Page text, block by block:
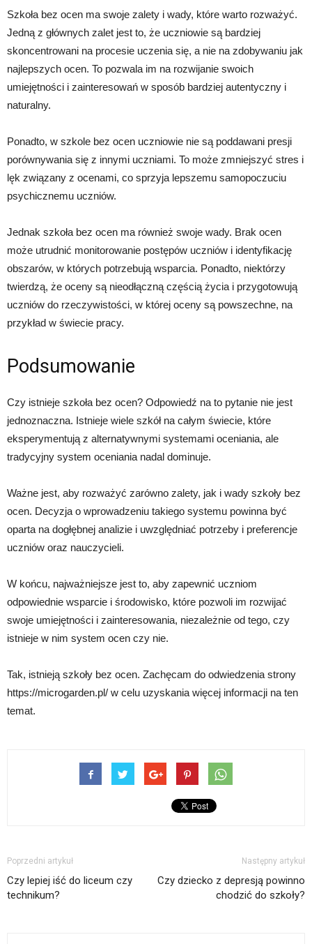
Szkoła bez ocen ma swoje zalety i wady, które warto rozważyć.
Jedną z głównych zalet jest to, że uczniowie są bardziej
skoncentrowani na procesie uczenia się, a nie na zdobywaniu jak
najlepszych ocen. To pozwala im na rozwijanie swoich
umiejętności i zainteresowań w sposób bardziej autentyczny i
naturalny.
Ponadto, w szkole bez ocen uczniowie nie są poddawani presji
porównywania się z innymi uczniami. To może zmniejszyć stres i
lęk związany z ocenami, co sprzyja lepszemu samopoczuciu
psychicznemu uczniów.
Jednak szkoła bez ocen ma również swoje wady. Brak ocen
może utrudnić monitorowanie postępów uczniów i identyfikację
obszarów, w których potrzebują wsparcia. Ponadto, niektórzy
twierdzą, że oceny są nieodłączną częścią życia i przygotowują
uczniów do rzeczywistości, w której oceny są powszechne, na
przykład w świecie pracy.
Podsumowanie
Czy istnieje szkoła bez ocen? Odpowiedź na to pytanie nie jest
jednoznaczna. Istnieje wiele szkół na całym świecie, które
eksperymentują z alternatywnymi systemami oceniania, ale
tradycyjny system oceniania nadal dominuje.
Ważne jest, aby rozważyć zarówno zalety, jak i wady szkoły bez
ocen. Decyzja o wprowadzeniu takiego systemu powinna być
oparta na dogłębnej analizie i uwzględniać potrzeby i preferencje
uczniów oraz nauczycieli.
W końcu, najważniejsze jest to, aby zapewnić uczniom
odpowiednie wsparcie i środowisko, które pozwoli im rozwijać
swoje umiejętności i zainteresowania, niezależnie od tego, czy
istnieje w nim system ocen czy nie.
Tak, istnieją szkoły bez ocen. Zachęcam do odwiedzenia strony
https://microgarden.pl/ w celu uzyskania więcej informacji na ten
temat.
Poprzedni artykuł
Czy lepiej iść do liceum czy
technikum?
Następny artykuł
Czy dziecko z depresją powinno
chodzić do szkoły?